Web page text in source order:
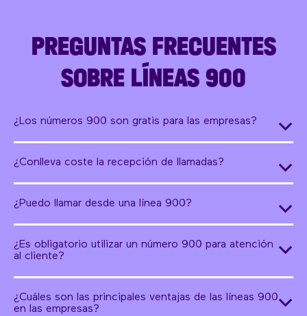
PREGUNTAS FRECUENTES
SOBRE LÍNEAS 900
¿Los números 900 son gratis para las empresas?
¿Conlleva coste la recepción de llamadas?
¿Puedo llamar desde una línea 900?
¿Es obligatorio utilizar un número 900 para atención
al cliente?
¿Cuáles son las principales ventajas de las líneas 900
en las empresas?